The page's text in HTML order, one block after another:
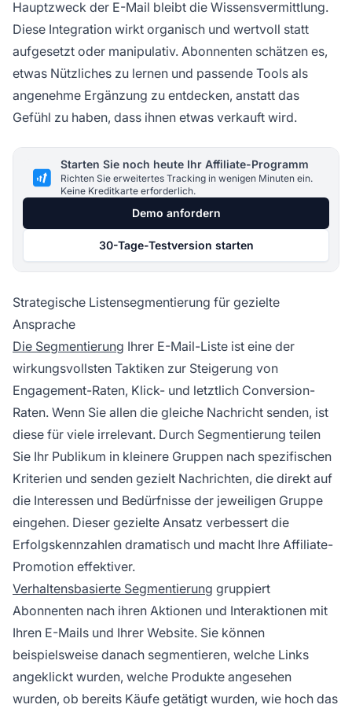
Hauptzweck der E-Mail bleibt die Wissensvermittlung.
Diese Integration wirkt organisch und wertvoll statt
aufgesetzt oder manipulativ. Abonnenten schätzen es,
etwas Nützliches zu lernen und passende Tools als
angenehme Ergänzung zu entdecken, anstatt das
Gefühl zu haben, dass ihnen etwas verkauft wird.
Starten Sie noch heute Ihr Affiliate-Programm
Richten Sie erweitertes Tracking in wenigen Minuten ein.
Keine Kreditkarte erforderlich.
Demo anfordern
30-Tage-Testversion starten
Strategische Listensegmentierung für gezielte
Ansprache
Die Segmentierung Ihrer E-Mail-Liste ist eine der
wirkungsvollsten Taktiken zur Steigerung von
Engagement-Raten, Klick- und letztlich Conversion-
Raten. Wenn Sie allen die gleiche Nachricht senden, ist
diese für viele irrelevant. Durch Segmentierung teilen
Sie Ihr Publikum in kleinere Gruppen nach spezifischen
Kriterien und senden gezielt Nachrichten, die direkt auf
die Interessen und Bedürfnisse der jeweiligen Gruppe
eingehen. Dieser gezielte Ansatz verbessert die
Erfolgskennzahlen dramatisch und macht Ihre Affiliate-
Promotion effektiver.
Verhaltensbasierte Segmentierung gruppiert
Abonnenten nach ihren Aktionen und Interaktionen mit
Ihren E-Mails und Ihrer Website. Sie können
beispielsweise danach segmentieren, welche Links
angeklickt wurden, welche Produkte angesehen
wurden, ob bereits Käufe getätigt wurden, wie hoch das